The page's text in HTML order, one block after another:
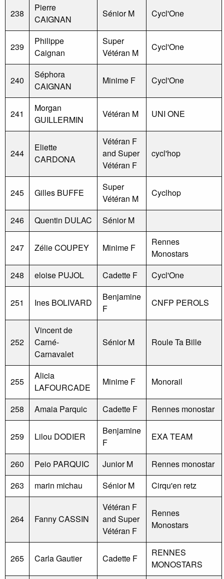
238
Pierre
CAIGNAN
Sénior M Cycl'One
239
Philippe
Caignan
Super
Vétéran M
Cycl'One
240
Séphora
CAIGNAN
Minime F Cycl'One
241
Morgan
GUILLERMIN
Vétéran M UNI ONE
244
Eliette
CARDONA
Vétéran F
and Super
Vétéran F
cycl'hop
245 Gilles BUFFE
Super
Vétéran M
Cyclhop
246 Quentin DULAC Sénior M
247 Zélie COUPEY Minime F
Rennes
Monostars
248
eloise PUJOL Cadette F Cycl'One
251 Ines BOLIVARD
Benjamine
F
CNFP PEROLS
252
Vincent de
Carné-
Carnavalet
Sénior M Roule Ta Bille
255
Alicia
LAFOURCADE
Minime F Monorail
258 Amaia Parquic Cadette F Rennes monostar
259 Lilou DODIER
Benjamine
F
EXA TEAM
260 Peio PARQUIC Junior M
Rennes monostar
263
marin michau Sénior M Cirqu'en retz
264 Fanny CASSIN
Vétéran F
and Super
Vétéran F
Rennes
Monostars
265 Carla Gautier Cadette F
RENNES
MONOSTARS